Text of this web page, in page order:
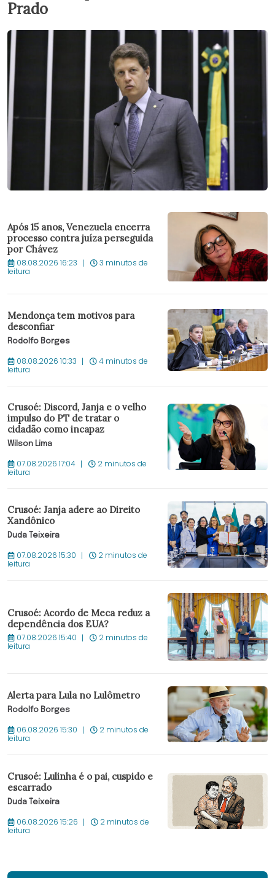
Prado
Após 15 anos, Venezuela encerra
processo contra juíza perseguida
por Chávez
08.08.2026 16:23 3 minutos de
leitura
Mendonça tem motivos para
desconfiar
Rodolfo Borges
08.08.2026 10:33 4 minutos de
leitura
Crusoé: Discord, Janja e o velho
impulso do PT de tratar o
cidadão como incapaz
Wilson Lima
07.08.2026 17:04 2 minutos de
leitura
Crusoé: Janja adere ao Direito
Xandônico
Duda Teixeira
07.08.2026 15:30 2 minutos de
leitura
Crusoé: Acordo de Meca reduz a
dependência dos EUA?
07.08.2026 15:40 2 minutos de
leitura
Alerta para Lula no Lulômetro
Rodolfo Borges
06.08.2026 15:30 2 minutos de
leitura
Crusoé: Lulinha é o pai, cuspido e
escarrado
Duda Teixeira
06.08.2026 15:26 2 minutos de
leitura